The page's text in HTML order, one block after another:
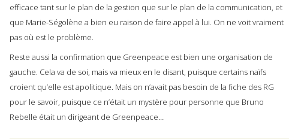
efficace tant sur le plan de la gestion que sur le plan de la communication, et
que Marie-Ségolène a bien eu raison de faire appel à lui. On ne voit vraiment
pas où est le problème.
Reste aussi la confirmation que Greenpeace est bien une organisation de
gauche. Cela va de soi, mais va mieux en le disant, puisque certains naïfs
croient qu’elle est apolitique. Mais on n’avait pas besoin de la fiche des RG
pour le savoir, puisque ce n’était un mystère pour personne que Bruno
Rebelle était un dirigeant de Greenpeace…